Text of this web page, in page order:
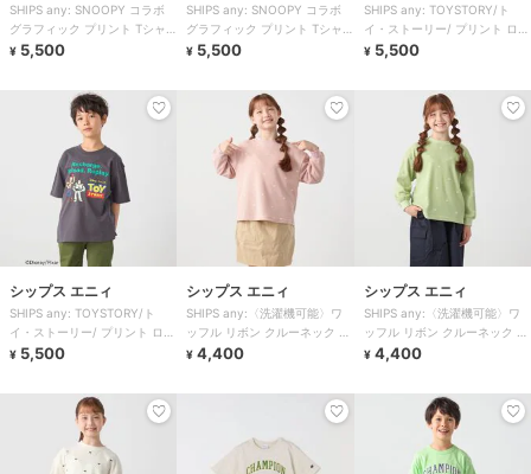
SHIPS any: SNOOPY コラボ
グラフィック プリント Tシャ
ツ◇
¥ 5,500
SHIPS any: SNOOPY コラボ
グラフィック プリント Tシャ
ツ◇
¥ 5,500
SHIPS any: TOYSTORY/ト
イ・ストーリー/ プリント ロゴ
TEE ◆
¥ 5,500
シップス エニィ
SHIPS any: TOYSTORY/ト
イ・ストーリー/ プリント ロゴ
TEE ◆
¥ 5,500
シップス エニィ
SHIPS any:〈洗濯機可能〉ワ
ッフル リボン クルーネック プ
ルオーバー
¥ 4,400
シップス エニィ
SHIPS any:〈洗濯機可能〉ワ
ッフル リボン クルーネック プ
ルオーバー
¥ 4,400